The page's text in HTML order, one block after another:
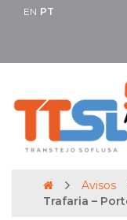
EN PT
Avisos
Trafaria –